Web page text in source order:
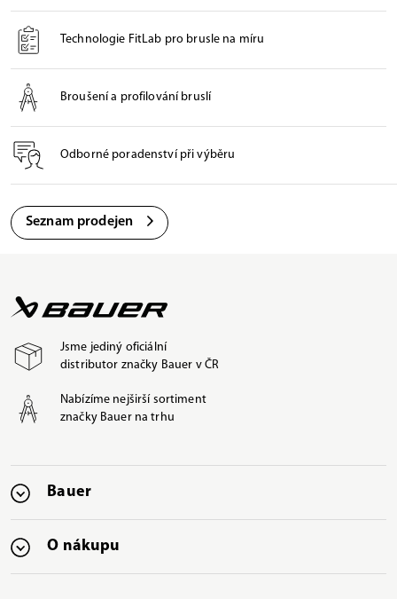
Technologie FitLab pro brusle na míru
Broušení a profilování bruslí
Odborné poradenství při výběru
Seznam prodejen
Jsme jediný oficiální
distributor značky Bauer v ČR
Nabízíme nejširší sortiment
značky Bauer na trhu
Bauer
O nákupu